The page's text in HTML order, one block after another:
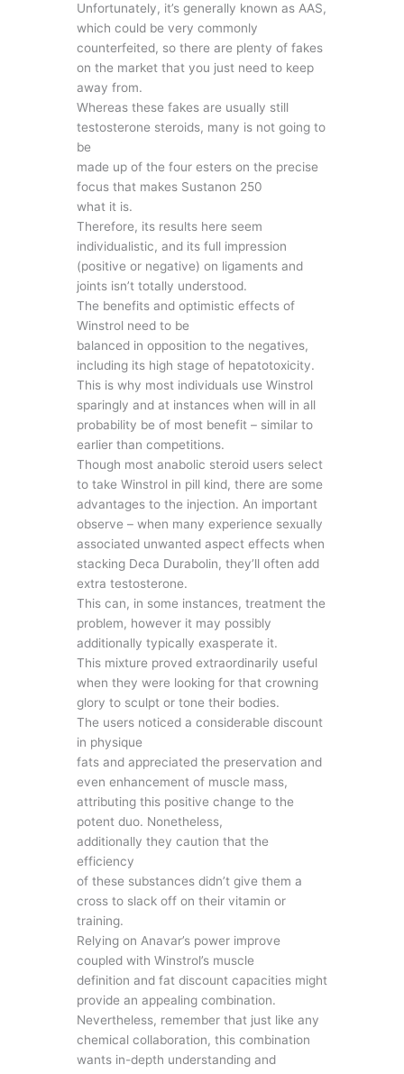
Unfortunately, it’s generally known as AAS,
which could be very commonly
counterfeited, so there are plenty of fakes
on the market that you just need to keep
away from.
Whereas these fakes are usually still
testosterone steroids, many is not going to
be
made up of the four esters on the precise
focus that makes Sustanon 250
what it is.
Therefore, its results here seem
individualistic, and its full impression
(positive or negative) on ligaments and
joints isn’t totally understood.
The benefits and optimistic effects of
Winstrol need to be
balanced in opposition to the negatives,
including its high stage of hepatotoxicity.
This is why most individuals use Winstrol
sparingly and at instances when will in all
probability be of most benefit – similar to
earlier than competitions.
Though most anabolic steroid users select
to take Winstrol in pill kind, there are some
advantages to the injection. An important
observe – when many experience sexually
associated unwanted aspect effects when
stacking Deca Durabolin, they’ll often add
extra testosterone.
This can, in some instances, treatment the
problem, however it may possibly
additionally typically exasperate it.
This mixture proved extraordinarily useful
when they were looking for that crowning
glory to sculpt or tone their bodies.
The users noticed a considerable discount
in physique
fats and appreciated the preservation and
even enhancement of muscle mass,
attributing this positive change to the
potent duo. Nonetheless,
additionally they caution that the
efficiency
of these substances didn’t give them a
cross to slack off on their vitamin or
training.
Relying on Anavar’s power improve
coupled with Winstrol’s muscle
definition and fat discount capacities might
provide an appealing combination.
Nevertheless, remember that just like any
chemical collaboration, this combination
wants in-depth understanding and